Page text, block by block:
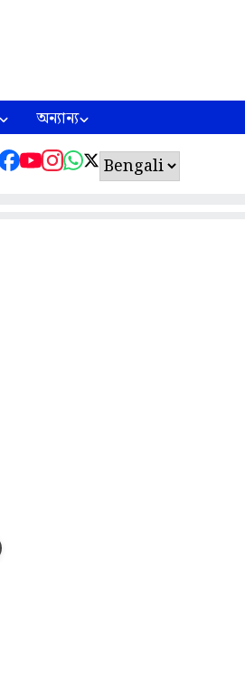
অন্যান্য